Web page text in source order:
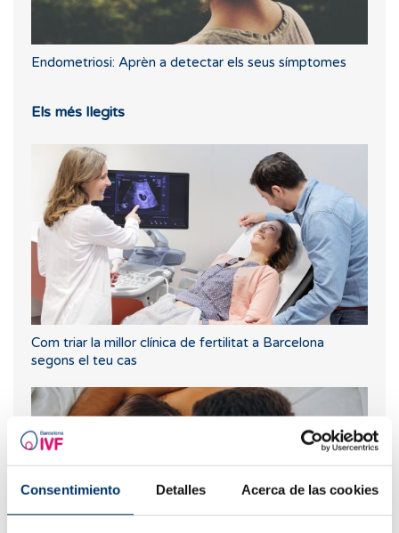
Consentimiento Detalles Acerca de las cookies
Endometriosi: Aprèn a detectar els seus símptomes
Els més llegits
Com triar la millor clínica de fertilitat a Barcelona
segons el teu cas